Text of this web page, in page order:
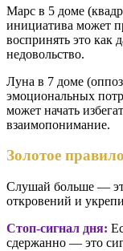
Марс в 5 доме
инициатива может
воспринять это как
недовольство.
Луна в 7 доме
эмоциональных
может начать
взаимопонимание.
Золотое
Слушай больше —
откровений и
Стоп-сигнал дня:
сдержанно — это